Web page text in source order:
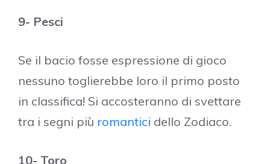
9- Pesci
Se il bacio fosse espressione di gioco
nessuno toglierebbe loro il primo posto
in classifica! Si accosteranno di svettare
tra i segni più romantici dello Zodiaco.
10- Toro